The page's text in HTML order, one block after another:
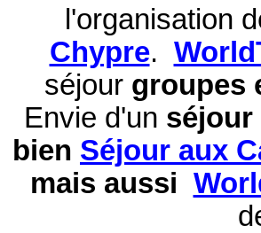
l'organisation
Chypre.
séjour groupes
Envie d'un séjour
bien Séjour aux
mais aussi